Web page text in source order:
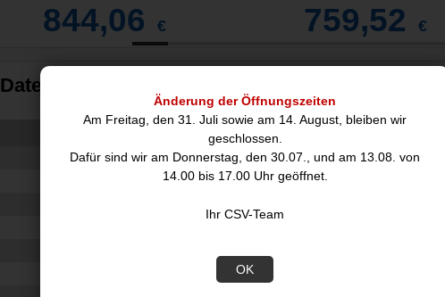
Änderung der Öffnungszeiten
Am Freitag, den 31. Juli sowie am 14. August, bleiben wir
geschlossen.
Dafür sind wir am Donnerstag, den 30.07., und am 13.08. von
14.00 bis 17.00 Uhr geöffnet.
Ihr CSV-Team
OK
844,06 € 759,52 €
Datenblatt
HDD Kapazität:
14 TB
HDD Geschwindigkeit:
7200
Serial